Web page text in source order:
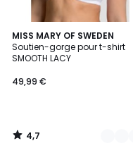
MISS MARY OF SWEDEN
Soutien-gorge pour t-shirt
SMOOTH LACY
49,99 €
4,7
/ 5
3
Couleurs
4,7
/